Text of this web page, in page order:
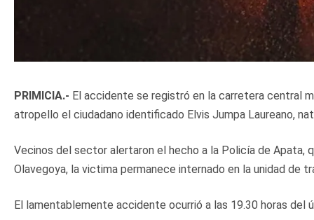
PRIMICIA.- El accidente se registró en la carretera central
atropello el ciudadano identificado Elvis Jumpa Laureano,
Vecinos del sector alertaron el hecho a la Policía de Apata,
Olavegoya, la victima permanece internado en la unidad de
El lamentablemente accidente ocurrió a las 19.30 horas del